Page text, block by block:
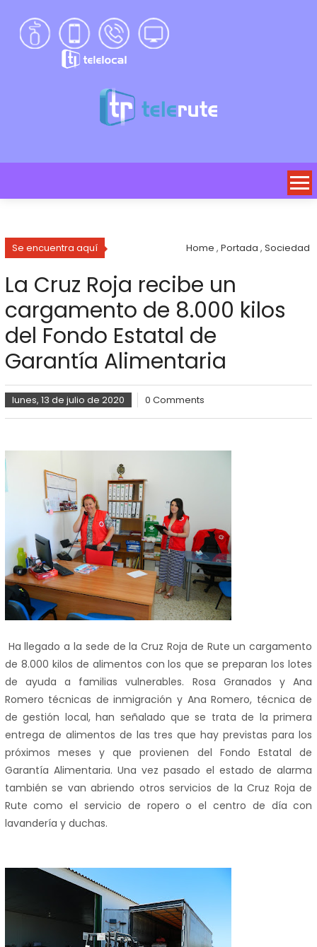
Se encuentra aquí Home ,Portada ,Sociedad
La Cruz Roja recibe un
cargamento de 8.000 kilos
del Fondo Estatal de
Garantía Alimentaria
lunes, 13 de julio de 2020 0 Comments
Ha llegado a la sede de la Cruz Roja de Rute un cargamento
de 8.000 kilos de alimentos con los que se preparan los lotes
de ayuda a familias vulnerables. Rosa Granados y Ana
Romero técnicas de inmigración y Ana Romero, técnica de
de gestión local, han señalado que se trata de la primera
entrega de alimentos de las tres que hay previstas para los
próximos meses y que provienen del Fondo Estatal de
Garantía Alimentaria. Una vez pasado el estado de alarma
también se van abriendo otros servicios de la Cruz Roja de
Rute como el servicio de ropero o el centro de día con
lavandería y duchas.